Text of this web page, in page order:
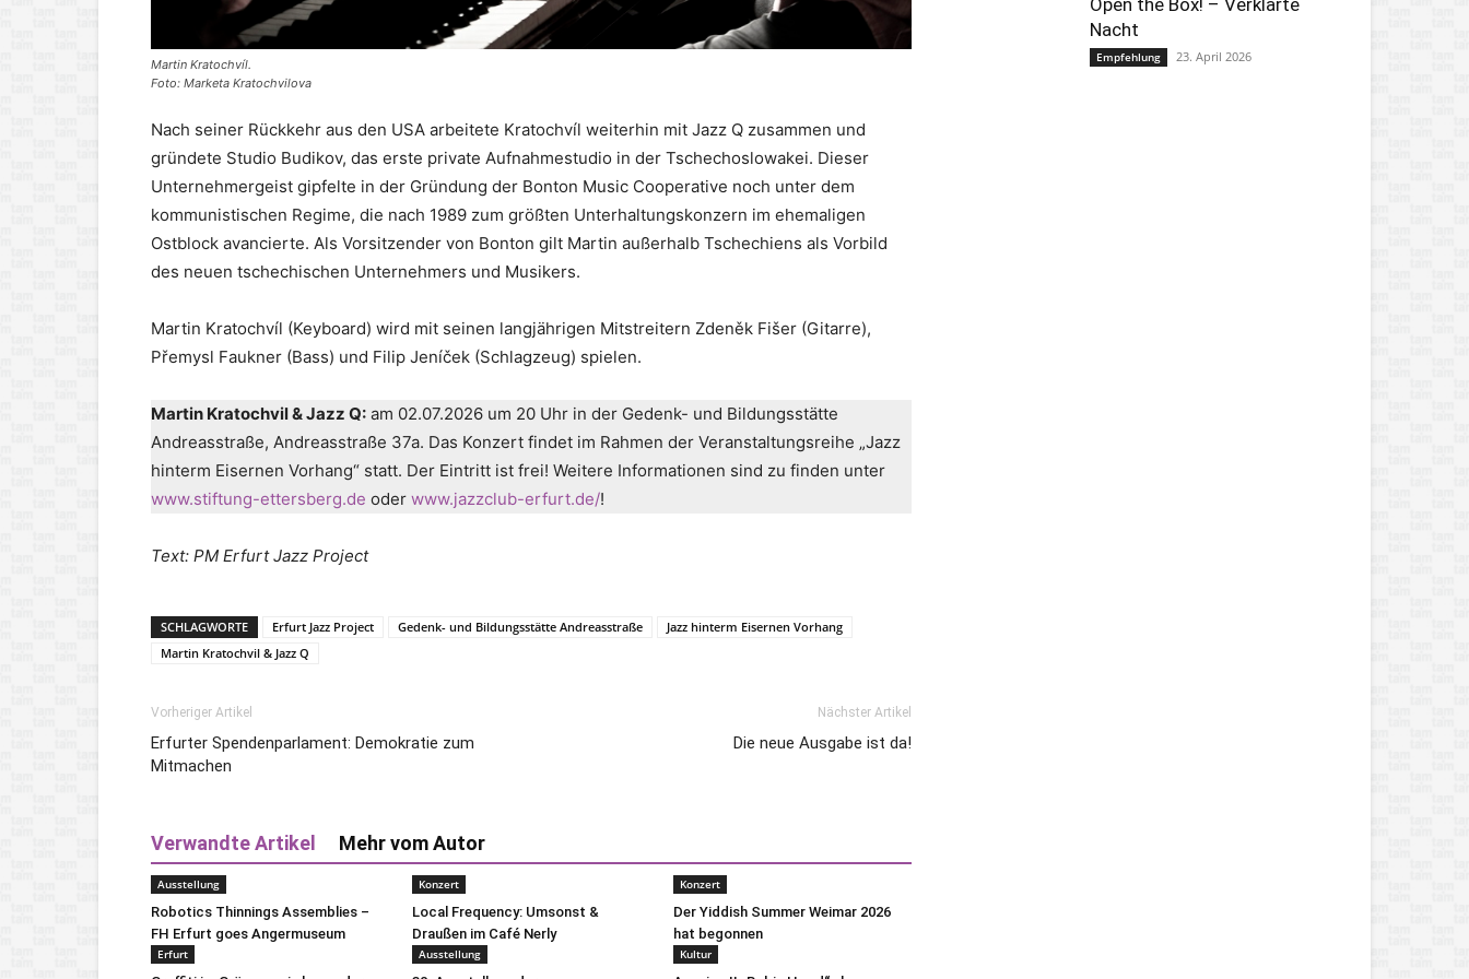
Martin Kratochvíl.
Foto: Marketa Kratochvilova
Nach seiner Rückkehr aus den USA arbeitete Kratochvíl weiterhin mit Jazz Q zusammen und
gründete Studio Budikov, das erste private Aufnahmestudio in der Tschechoslowakei. Dieser
Unternehmergeist gipfelte in der Gründung der Bonton Music Cooperative noch unter dem
kommunistischen Regime, die nach 1989 zum größten Unterhaltungskonzern im ehemaligen
Ostblock avancierte. Als Vorsitzender von Bonton gilt Martin außerhalb Tschechiens als Vorbild
des neuen tschechischen Unternehmers und Musikers.
Martin Kratochvíl (Keyboard) wird mit seinen langjährigen Mitstreitern Zdeněk Fišer (Gitarre),
Přemysl Faukner (Bass) und Filip Jeníček (Schlagzeug) spielen.
Martin Kratochvil & Jazz Q: am 02.07.2026 um 20 Uhr in der Gedenk- und Bildungsstätte
Andreasstraße, Andreasstraße 37a. Das Konzert findet im Rahmen der Veranstaltungsreihe „Jazz
hinterm Eisernen Vorhang“ statt. Der Eintritt ist frei! Weitere Informationen sind zu finden unter
www.stiftung-ettersberg.de oder www.jazzclub-erfurt.de/!
Text: PM Erfurt Jazz Project
SCHLAGWORTE Erfurt Jazz Project Gedenk- und Bildungsstätte Andreasstraße
Jazz hinterm Eisernen Vorhang
Martin Kratochvil & Jazz Q
Vorheriger Artikel
Erfurter Spendenparlament: Demokratie zum
Mitmachen
Nächster Artikel
Die neue Ausgabe ist da!
Verwandte Artikel Mehr vom Autor
Ausstellung
Robotics Thinnings Assemblies –
FH Erfurt goes Angermuseum
Konzert
Local Frequency: Umsonst &
Draußen im Café Nerly
Konzert
Der Yiddish Summer Weimar 2026
hat begonnen
Erfurt Ausstellung Kultur
Open the Box! – Verklärte
Nacht
Empfehlung 23. April 2026